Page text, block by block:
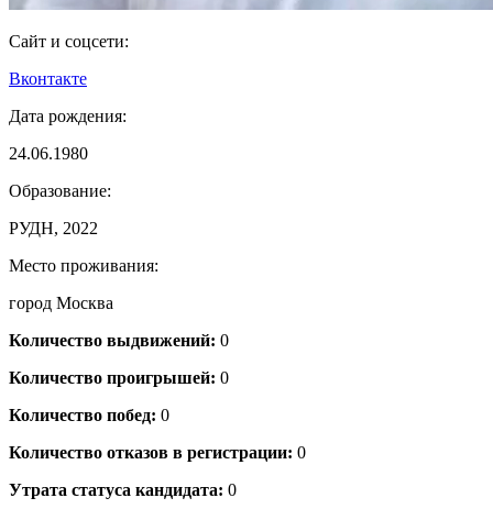
Сайт и соцсети:
Вконтакте
Дата рождения:
24.06.1980
Образование:
РУДН, 2022
Место проживания:
город Москва
Количество выдвижений: 0
Количество проигрышей: 0
Количество побед: 0
Количество отказов в регистрации: 0
Утрата статуса кандидата: 0